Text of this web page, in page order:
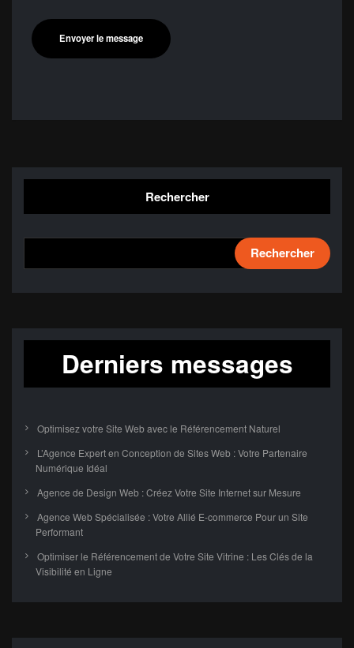
Rechercher
Rechercher
Derniers messages
Optimisez votre Site Web avec le Référencement Naturel
L’Agence Expert en Conception de Sites Web : Votre Partenaire
Numérique Idéal
Agence de Design Web : Créez Votre Site Internet sur Mesure
Agence Web Spécialisée : Votre Allié E-commerce Pour un Site
Performant
Optimiser le Référencement de Votre Site Vitrine : Les Clés de la
Visibilité en Ligne